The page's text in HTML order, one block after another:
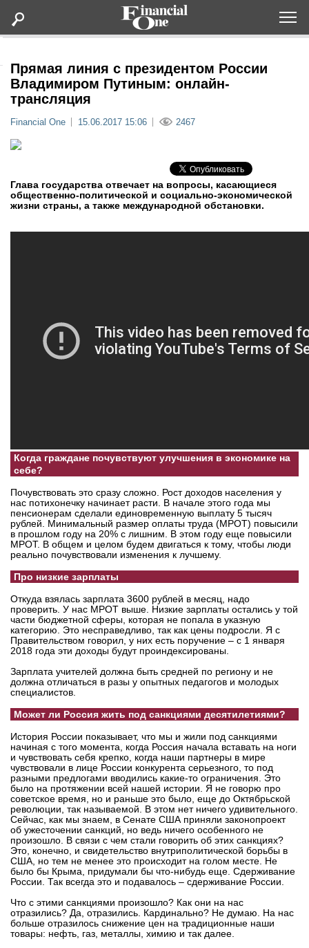
Статьи
Мероприятия
вконтакте
телеграм
Прямая линия с президентом России
Владимиром Путиным: онлайн-
трансляция
Financial One 15.06.2017 15:06 2467
Глава государства отвечает на вопросы, касающиеся
общественно-политической и социально-экономической
жизни страны, а также международной обстановки.
Когда граждане почувствуют улучшения в экономике на
себе?
Почувствовать это сразу сложно. Рост доходов населения у
нас потихонечку начинает расти. В начале этого года мы
пенсионерам сделали единовременную выплату 5 тысяч
рублей. Минимальный размер оплаты труда (МРОТ) повысили
в прошлом году на 20% с лишним. В этом году еще повысили
МРОТ. В общем и целом будем двигаться к тому, чтобы люди
реально почувствовали изменения к лучшему.
Про низкие зарплаты
Откуда взялась зарплата 3600 рублей в месяц, надо
проверить. У нас МРОТ выше. Низкие зарплаты остались у той
части бюджетной сферы, которая не попала в указную
категорию. Это несправедливо, так как цены подросли. Я с
Правительством говорил, у них есть поручение – с 1 января
2018 года эти доходы будут проиндексированы.
Зарплата учителей должна быть средней по региону и не
должна отличаться в разы у опытных педагогов и молодых
специалистов.
Может ли Россия жить под санкциями десятилетиями?
История России показывает, что мы и жили под санкциями
начиная с того момента, когда Россия начала вставать на ноги
и чувствовать себя крепко, когда наши партнеры в мире
чувствовали в лице России конкурента серьезного, то под
разными предлогами вводились какие-то ограничения. Это
было на протяжении всей нашей истории. Я не говорю про
советское время, но и раньше это было, еще до Октябрьской
революции, так называемой. В этом нет ничего удивительного.
Сейчас, как мы знаем, в Сенате США приняли законопроект
об ужесточении санкций, но ведь ничего особенного не
произошло. В связи с чем стали говорить об этих санкциях?
Это, конечно, и свидетельство внутриполитической борьбы в
США, но тем не менее это происходит на голом месте. Не
было бы Крыма, придумали бы что-нибудь еще. Сдерживание
России. Так всегда это и подавалось – сдерживание России.
Что с этими санкциями произошло? Как они на нас
отразились? Да, отразились. Кардинально? Не думаю. На нас
больше отразилось снижение цен на традиционные наши
товары: нефть, газ, металлы, химию и так далее.